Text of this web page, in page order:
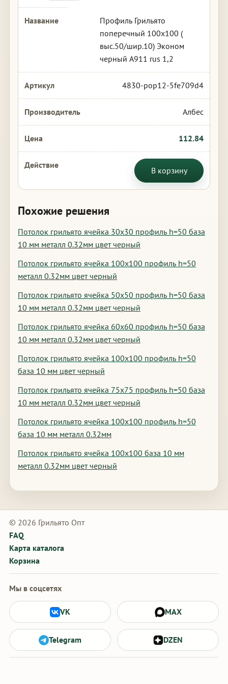
Профиль Грильято
поперечный 100х100 (
выс.50/шир.10) Эконом
черный А911 rus 1,2
4830-pop12-5fe709d4
Албес
112.84
В корзину
Похожие решения
Потолок грильято ячейка 30х30 профиль h=50 база
10 мм металл 0.32мм цвет черный
Потолок грильято ячейка 100х100 профиль h=50
металл 0.32мм цвет черный
Потолок грильято ячейка 50х50 профиль h=50 база
10 мм металл 0.32мм цвет черный
Потолок грильято ячейка 60х60 профиль h=50 база
10 мм металл 0.32мм цвет черный
Потолок грильято ячейка 100х100 профиль h=50
база 10 мм цвет черный
Потолок грильято ячейка 75х75 профиль h=50 база
10 мм металл 0.32мм цвет черный
Потолок грильято ячейка 100х100 профиль h=50
база 10 мм металл 0.32мм
Потолок грильято ячейка 100х100 база 10 мм
металл 0.32мм цвет черный
© 2026 Грильято Опт
FAQ
Карта каталога
Корзина
Мы в соцсетях
VK MAX
Telegram DZEN